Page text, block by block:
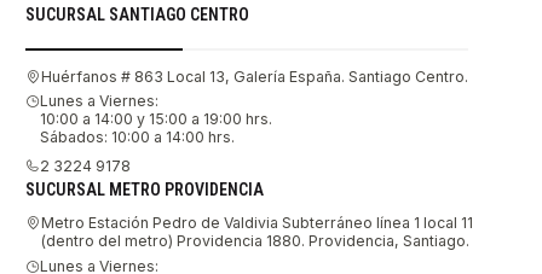
SUCURSAL SANTIAGO CENTRO
Huérfanos # 863 Local 13, Galería España. Santiago Centro.
Lunes a Viernes:
10:00 a 14:00 y 15:00 a 19:00 hrs.
Sábados: 10:00 a 14:00 hrs.
2 3224 9178
SUCURSAL METRO PROVIDENCIA
Metro Estación Pedro de Valdivia Subterráneo línea 1 local 11
(dentro del metro) Providencia 1880. Providencia, Santiago.
Lunes a Viernes: